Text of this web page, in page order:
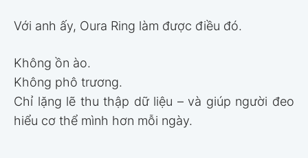
Với anh ấy, Oura Ring làm được điều đó.
Không ồn ào.
Không phô trương.
Chỉ lặng lẽ thu thập dữ liệu – và giúp người đeo
hiểu cơ thể mình hơn mỗi ngày.